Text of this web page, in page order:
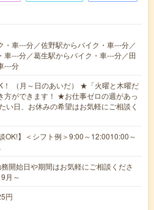
・車---分／佐野駅からバイク・車---分／
車---分／葛生駅からバイク・車---分／田
---分
！ （月～日のあいだ） ★「火曜と木曜だ
方ができます！ ★お仕事ゼロの週があっ
い日、お休みの希望はお気軽にご相談く
OK!】＜シフト例＞9:00～12:0010:00～
始日や期間はお気軽にご相談くださ
月～
円